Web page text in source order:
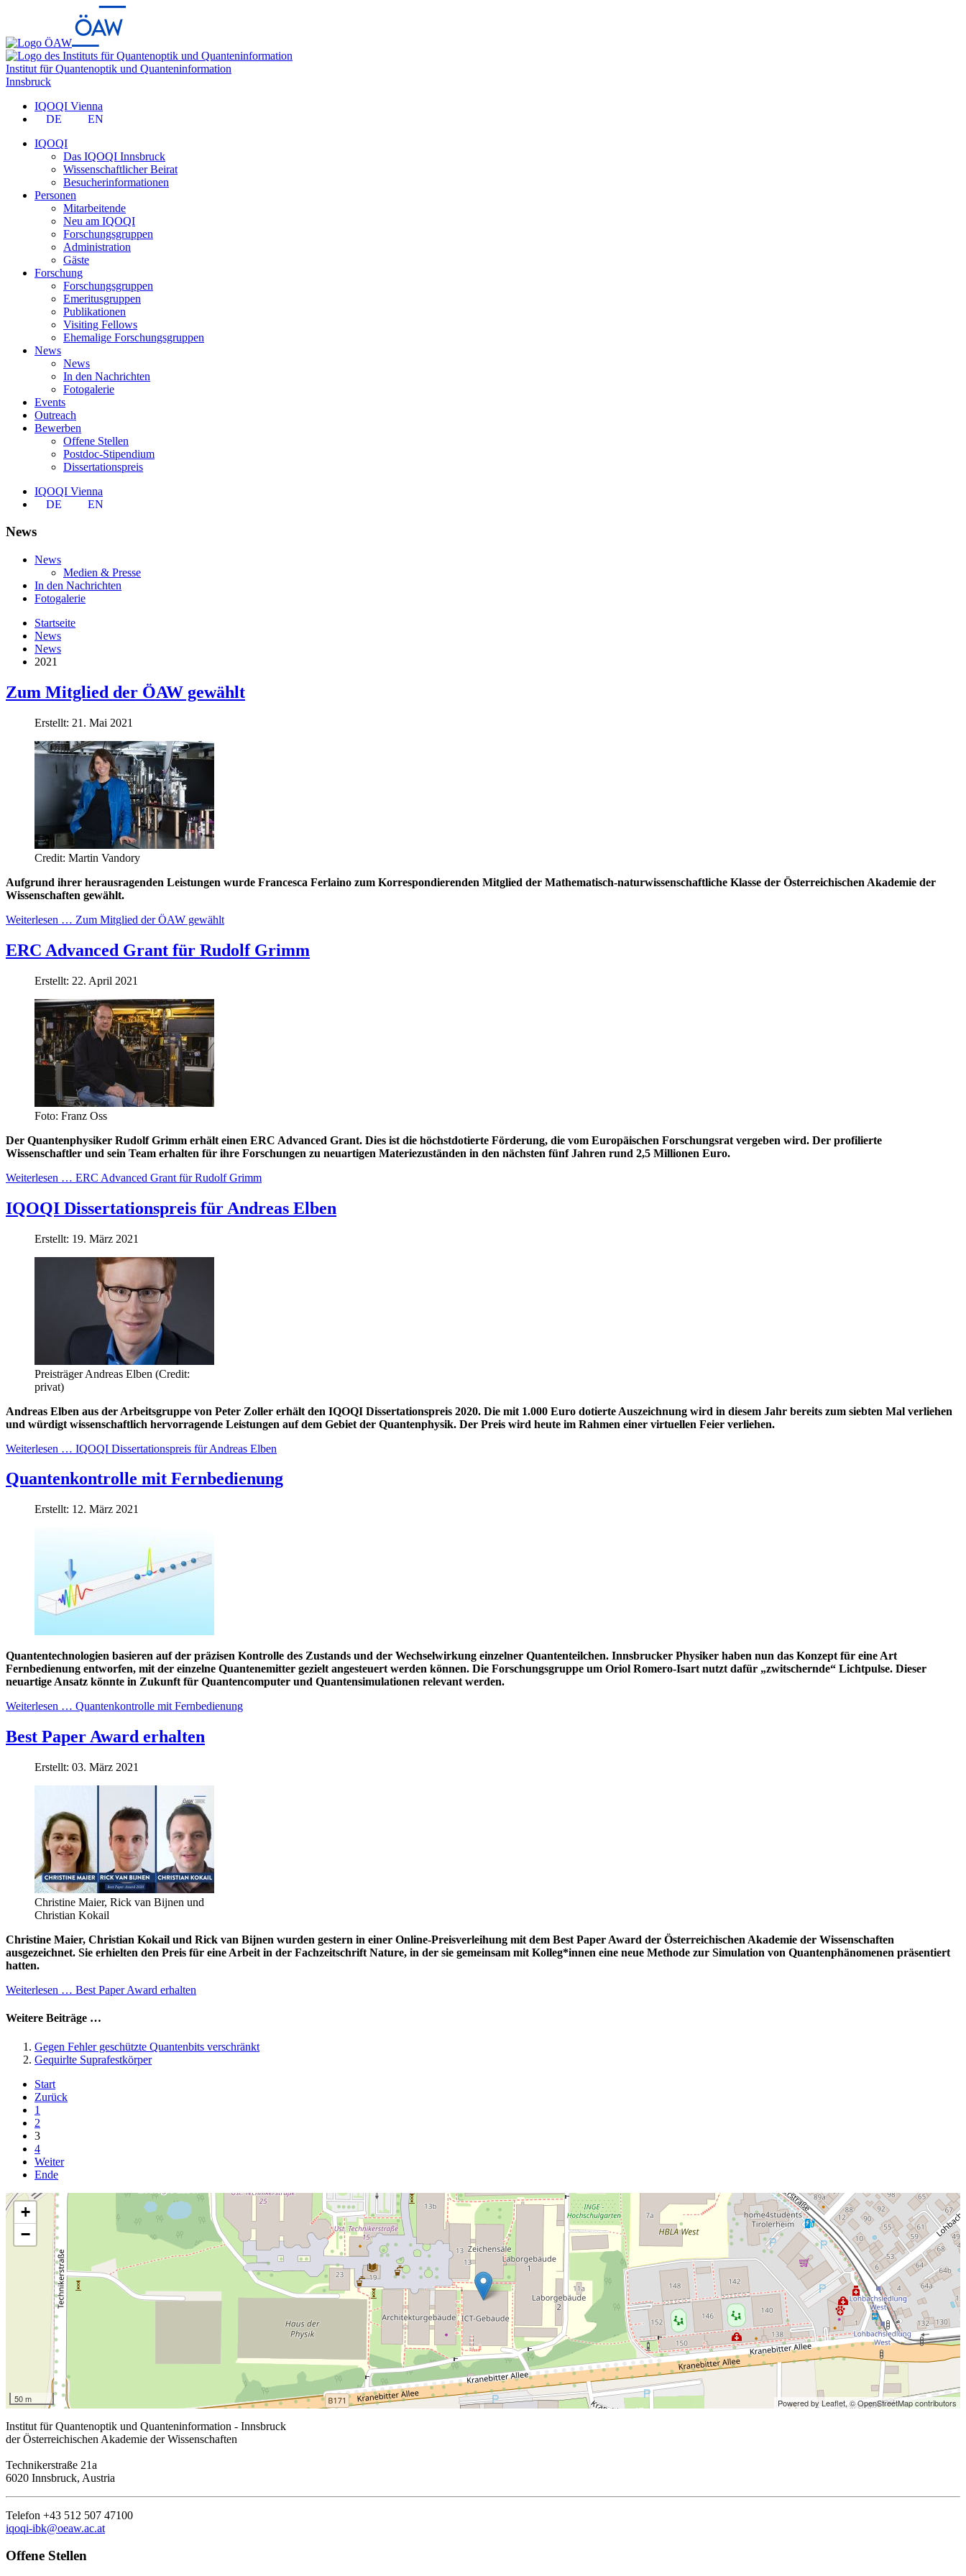
Institut für Quantenoptik und Quanteninformation
Innsbruck
IQOQI Vienna
DE
EN
IQOQI
Das IQOQI Innsbruck
Wissenschaftlicher Beirat
Besucherinformationen
Personen
Mitarbeitende
Neu am IQOQI
Forschungsgruppen
Administration
Gäste
Forschung
Forschungsgruppen
Emeritusgruppen
Publikationen
Visiting Fellows
Ehemalige Forschungsgruppen
News
News
In den Nachrichten
Fotogalerie
Events
Outreach
Bewerben
Offene Stellen
Postdoc-Stipendium
Dissertationspreis
IQOQI Vienna
DE
EN
News
News
Medien & Presse
In den Nachrichten
Fotogalerie
Startseite
News
News
2021
Zum Mitglied der ÖAW gewählt
Erstellt: 21. Mai 2021
Credit: Martin Vandory
Aufgrund ihrer herausragenden Leistungen wurde Francesca Ferlaino zum Korrespondierenden Mitglied der Mathematisch-naturwissenschaftliche Klasse der Österreichischen Akademie der
Wissenschaften gewählt.
Weiterlesen … Zum Mitglied der ÖAW gewählt
ERC Advanced Grant für Rudolf Grimm
Erstellt: 22. April 2021
Foto: Franz Oss
Der Quantenphysiker Rudolf Grimm erhält einen ERC Advanced Grant. Dies ist die höchstdotierte Förderung, die vom Europäischen Forschungsrat vergeben wird. Der profilierte
Wissenschaftler und sein Team erhalten für ihre Forschungen zu neuartigen Materiezuständen in den nächsten fünf Jahren rund 2,5 Millionen Euro.
Weiterlesen … ERC Advanced Grant für Rudolf Grimm
IQOQI Dissertationspreis für Andreas Elben
Erstellt: 19. März 2021
Preisträger Andreas Elben (Credit:
privat)
Andreas Elben aus der Arbeitsgruppe von Peter Zoller erhält den IQOQI Dissertationspreis 2020. Die mit 1.000 Euro dotierte Auszeichnung wird in diesem Jahr bereits zum siebten Mal verliehen
und würdigt wissenschaftlich hervorragende Leistungen auf dem Gebiet der Quantenphysik. Der Preis wird heute im Rahmen einer virtuellen Feier verliehen.
Weiterlesen … IQOQI Dissertationspreis für Andreas Elben
Quantenkontrolle mit Fernbedienung
Erstellt: 12. März 2021
Quantentechnologien basieren auf der präzisen Kontrolle des Zustands und der Wechselwirkung einzelner Quantenteilchen. Innsbrucker Physiker haben nun das Konzept für eine Art
Fernbedienung entworfen, mit der einzelne Quantenemitter gezielt angesteuert werden können. Die Forschungsgruppe um Oriol Romero-Isart nutzt dafür „zwitschernde“ Lichtpulse. Dieser
neuartige Ansatz könnte in Zukunft für Quantencomputer und Quantensimulationen relevant werden.
Weiterlesen … Quantenkontrolle mit Fernbedienung
Best Paper Award erhalten
Erstellt: 03. März 2021
Christine Maier, Rick van Bijnen und
Christian Kokail
Christine Maier, Christian Kokail und Rick van Bijnen wurden gestern in einer Online-Preisverleihung mit dem Best Paper Award der Österreichischen Akademie der Wissenschaften
ausgezeichnet. Sie erhielten den Preis für eine Arbeit in der Fachzeitschrift Nature, in der sie gemeinsam mit Kolleg*innen eine neue Methode zur Simulation von Quantenphänomenen präsentiert
hatten.
Weiterlesen … Best Paper Award erhalten
Weitere Beiträge …
Gegen Fehler geschützte Quantenbits verschränkt
Gequirlte Suprafestkörper
Start
Zurück
1
2
3
4
Weiter
Ende
+
−
50 m Powered by Leaflet, © OpenStreetMap contributors
Institut für Quantenoptik und Quanteninformation - Innsbruck
der Österreichischen Akademie der Wissenschaften
Technikerstraße 21a
6020 Innsbruck, Austria
Telefon +43 512 507 47100
iqoqi-ibk@oeaw.ac.at
Offene Stellen